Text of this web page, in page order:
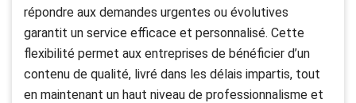
répondre aux demandes urgentes ou évolutives
garantit un service efficace et personnalisé. Cette
flexibilité permet aux entreprises de bénéficier d’un
contenu de qualité, livré dans les délais impartis, tout
en maintenant un haut niveau de professionnalisme et